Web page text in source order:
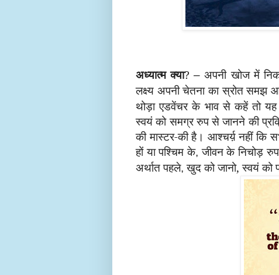
अध्यात्म क्या?–अपनी खोज में
लक्ष्य अपनी चेतना का स्रोत समझ
थोड़ा एडवेंचर के भाव से कहें तो
स्वयं को समग्र रुप से जानने की
की मास्टर-की है। आश्चर्य़ नहीं कि
हों या पश्चिम के,जीवन के निचोड़
अर्थात पहले,खुद को जानो, स्वयं को